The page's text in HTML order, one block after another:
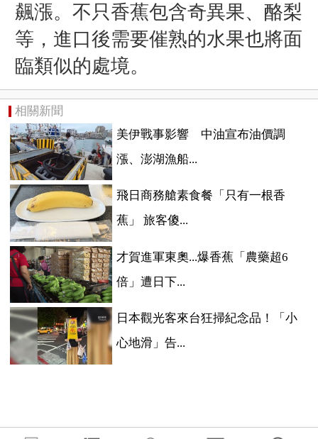
飆漲。 不只香蕉包含奇異果、酪梨
等， 進口後需要催熟的水果也將面
臨類似的處境。
相關新聞
美伊戰事影響 中油宣布油價調
漲、澎湖漁船...
飛日商務艙素食餐「只有一根香
蕉」 旅客傻...
才賀進軍東奧...爆香蕉「農藥超6
倍」遭日下...
日本觀光客來台狂掃紀念品！「小
心地滑」告...